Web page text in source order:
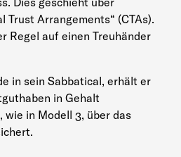
Trust Arrangements“ (CTAs).
Regel auf einen Treuhänder
in sein Sabbatical, erhält er
in Gehalt
in Modell 3, über das